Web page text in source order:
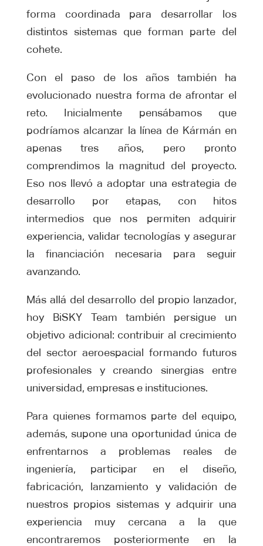
forma coordinada para desarrollar los
distintos sistemas que forman parte del
cohete.
Con el paso de los años también ha
evolucionado nuestra forma de afrontar el
reto. Inicialmente pensábamos que
podríamos alcanzar la línea de Kármán en
apenas tres años, pero pronto
comprendimos la magnitud del proyecto.
Eso nos llevó a adoptar una estrategia de
desarrollo por etapas, con hitos
intermedios que nos permiten adquirir
experiencia, validar tecnologías y asegurar
la financiación necesaria para seguir
avanzando.
Más allá del desarrollo del propio lanzador,
hoy BiSKY Team también persigue un
objetivo adicional: contribuir al crecimiento
del sector aeroespacial formando futuros
profesionales y creando sinergias entre
universidad, empresas e instituciones.
Para quienes formamos parte del equipo,
además, supone una oportunidad única de
enfrentarnos a problemas reales de
ingeniería, participar en el diseño,
fabricación, lanzamiento y validación de
nuestros propios sistemas y adquirir una
experiencia muy cercana a la que
encontraremos posteriormente en la